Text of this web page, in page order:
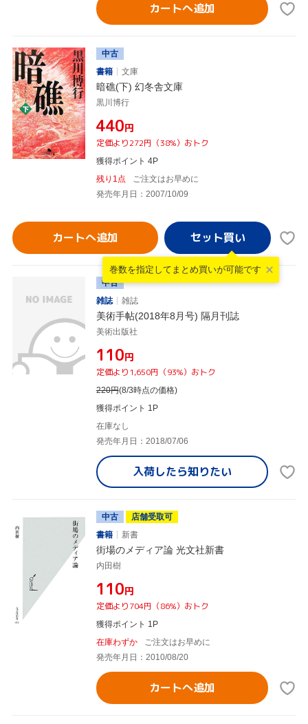
カートへ追加
中古
書籍
文庫
暗礁(下) 幻冬舎文庫
黒川博行
¥440円
定価より272円（38%）おトク
獲得ポイント 4P
残り1点
ご注文はお早めに
発売年月日：2007/10/09
カートへ追加
巻数を指定して まとめ買いが可能です
中古
雑誌
雑誌
美術手帖(2018年8月号) 隔月刊誌
美術出版社
¥110円
定価より1,650円（93%）おトク
220円(8/3時点の価格)
獲得ポイント 1P
在庫なし
発売年月日：2018/07/06
入荷したら知りたい
中古
店舗受取可
書籍
新書
街場のメディア論 光文社新書
内田樹
¥110円
定価より704円（86%）おトク
獲得ポイント 1P
在庫わずか
ご注文はお早めに
発売年月日：2010/08/20
カートへ追加